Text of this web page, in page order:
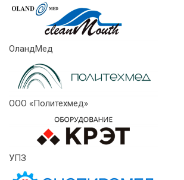
ОландМед
ООО «Политехмед»
УПЗ